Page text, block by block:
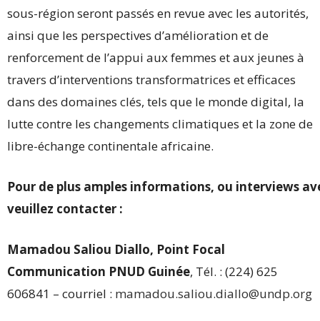
sous-région seront passés en revue avec les autorités,
ainsi que les perspectives d’amélioration et de
renforcement de l’appui aux femmes et aux jeunes à
travers d’interventions transformatrices et efficaces
dans des domaines clés, tels que le monde digital, la
lutte contre les changements climatiques et la zone de
libre-échange continentale africaine.
Pour de plus amples informations, ou interviews
veuillez contacter :
Mamadou Saliou Diallo, Point Focal
Communication PNUD Guinée, Tél. : (224) 625
606841 – courriel : mamadou.saliou.diallo@undp.org